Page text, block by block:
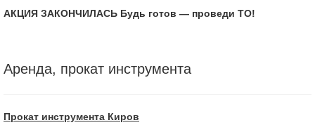
АКЦИЯ ЗАКОНЧИЛАСЬ Будь готов — проведи ТО!
Аренда, прокат инструмента
Прокат инструмента Киров